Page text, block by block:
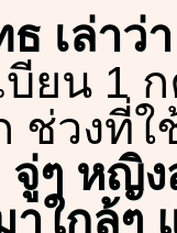
เล่าว่า
ยน 1
วงที่ใ
จู่ๆ หญิง
าใกล้ๆ